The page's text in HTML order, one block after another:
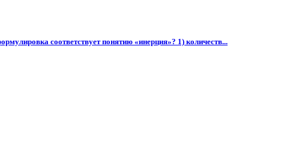
соответствует понятию «инерция»? 1) количеств...